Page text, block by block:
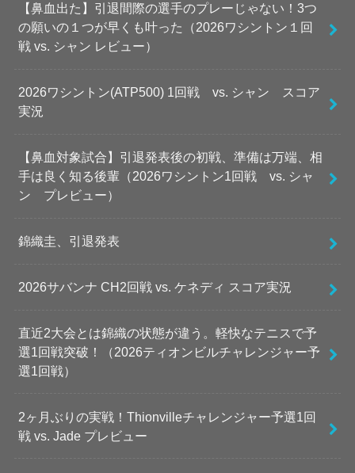
【鼻血出た】引退間際の選手のプレーじゃない！3つ
の願いの１つが早くも叶った（2026ワシントン１回
戦 vs. シャン レビュー）
2026ワシントン(ATP500) 1回戦 vs. シャン スコア
実況
【鼻血対象試合】引退発表後の初戦、準備は万端、相
手は良く知る後輩（2026ワシントン1回戦 vs. シャ
ン プレビュー）
錦織圭、引退発表
2026サバンナ CH2回戦 vs. ケネディ スコア実況
直近2大会とは錦織の状態が違う。軽快なテニスで予
選1回戦突破！（2026ティオンビルチャレンジャー予
選1回戦）
2ヶ月ぶりの実戦！Thionvilleチャレンジャー予選1回
戦 vs. Jade プレビュー